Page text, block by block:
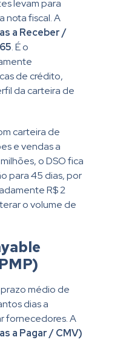
levam para
nota fiscal. A
a Receber /
. É o
de crédito,
da carteira de
carteira de
e vendas a
o DSO fica
para 45 dias, por
R$ 2
o volume de
médio de
dias a
fornecedores. A
a Pagar / CMV)